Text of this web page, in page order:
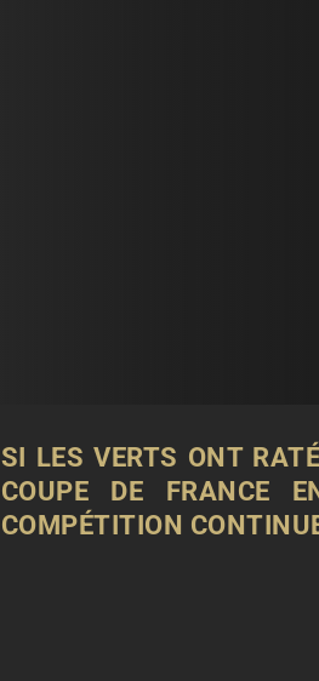
SI LES VERTS ONT
COUPE DE FRANCE
COMPÉTITION